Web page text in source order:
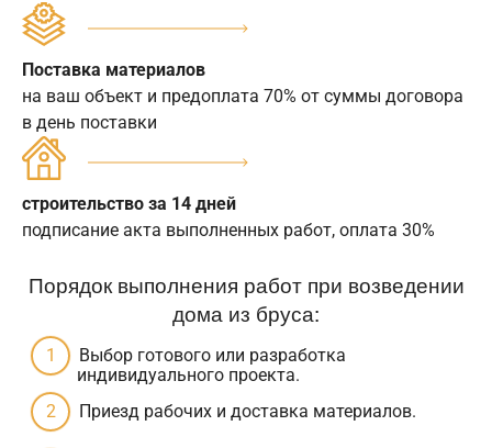
Поставка материалов
на ваш объект и предоплата 70% от суммы договора
в день поставки
строительство за 14 дней
подписание акта выполненных работ, оплата 30%
Порядок выполнения работ при возведении
дома из бруса:
Выбор готового или разработка
индивидуального проекта.
Приезд рабочих и доставка материалов.